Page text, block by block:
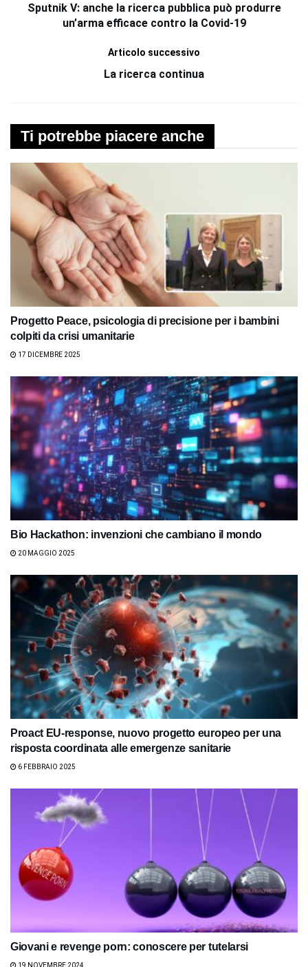
Sputnik V: anche la ricerca pubblica può produrre
un’arma efficace contro la Covid-19
Articolo successivo
La ricerca continua
Ti potrebbe piacere anche
Progetto Peace, psicologia di precisione per i bambini
colpiti da crisi umanitarie
17 DICEMBRE 2025
Bio Hackathon: invenzioni che cambiano il mondo
20 MAGGIO 2025
Proact EU-response, nuovo progetto europeo per una
risposta coordinata alle emergenze sanitarie
6 FEBBRAIO 2025
Giovani e revenge porn: conoscere per tutelarsi
19 NOVEMBRE 2024